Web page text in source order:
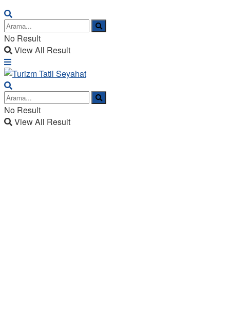
No Result
View All Result
No Result
View All Result